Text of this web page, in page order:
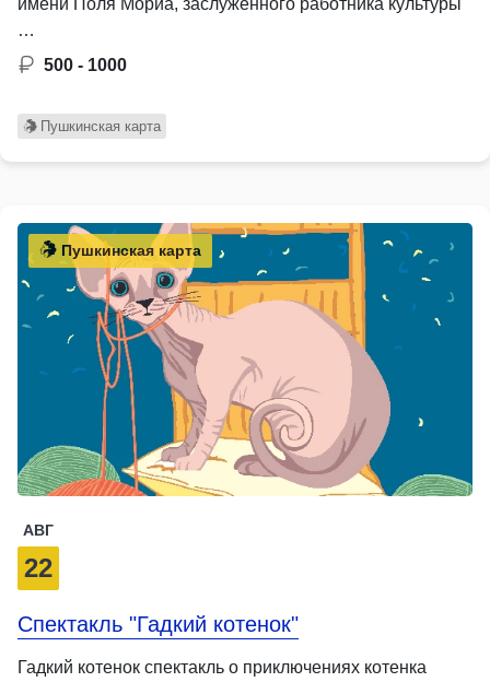
…
500 - 1000
Пушкинская карта
Пушкинская карта
АВГ
22
Спектакль "Гадкий котенок"
Гадкий котенок спектакль о приключениях котенка